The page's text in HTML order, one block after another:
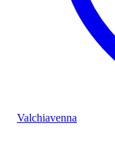
Valchiavenna